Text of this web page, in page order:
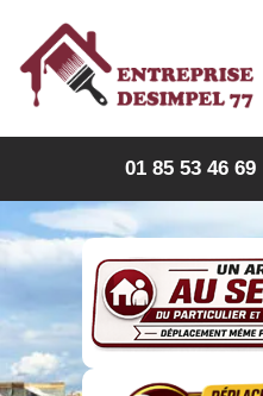
01 85 53 46 69